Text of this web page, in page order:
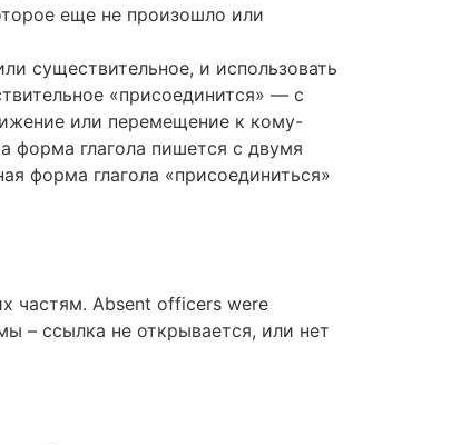
еще не произошло или
существительное, и использовать
«присоединится» — с
или перемещение к кому-
форма глагола пишется с двумя
форма глагола «присоединиться»
частям. Absent officers were
– ссылка не открывается, или нет